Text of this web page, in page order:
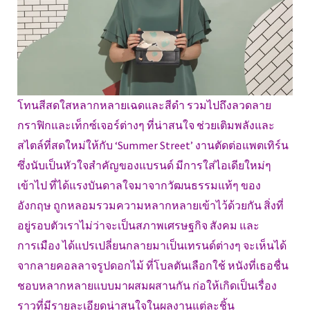
โทนสีสดใสหลากหลายเฉดและสีดำ รวมไปถึงลวดลาย
กราฟิกและเท็กซ์เจอร์ต่างๆ ที่น่าสนใจ ช่วยเติมพลังและ
สไตล์ที่สดใหม่ให้กับ ‘Summer Street’ งานตัดต่อแพตเทิร์น
ซึ่งนับเป็นหัวใจสำคัญของแบรนด์ มีการใส่ไอเดียใหม่ๆ
เข้าไป ที่ได้แรงบันดาลใจมาจากวัฒนธรรมแท้ๆ ของ
อังกฤษ ถูกหลอมรวมความหลากหลายเข้าไว้ด้วยกัน สิ่งที่
อยู่รอบตัวเราไม่ว่าจะเป็นสภาพเศรษฐกิจ สังคม และ
การเมือง ได้แปรเปลี่ยนกลายมาเป็นเทรนด์ต่างๆ จะเห็นได้
จากลายคอลลาจรูปดอกไม้ ที่โบลตันเลือกใช้ หนังที่เธอชื่น
ชอบหลากหลายแบบมาผสมผสานกัน ก่อให้เกิดเป็นเรื่อง
ราวที่มีรายละเอียดน่าสนใจในผลงานแต่ละชิ้น